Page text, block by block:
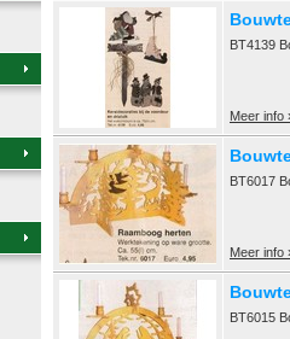
BT4139
Meer info
BT6017
Meer info
BT6015